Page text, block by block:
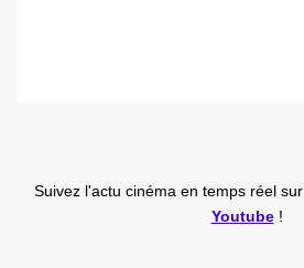
Suivez l'actu cinéma en temps réel sur
Youtube!